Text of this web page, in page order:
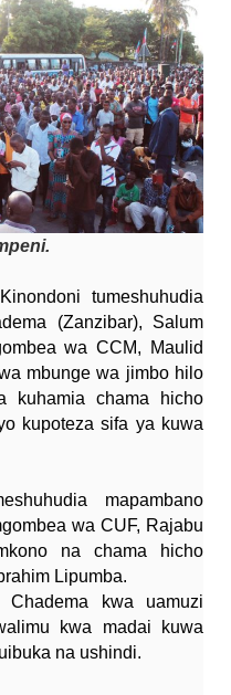
tumeshuhudia
(Zanzibar), Salum
wa CCM, Maulid
mbunge wa jimbo hilo
kuhamia chama hicho
kupoteza sifa ya kuwa
mapambano
wa CUF, Rajabu
na chama hicho
Lipumba.
Chadema kwa uamuzi
kwa madai kuwa
na ushindi.